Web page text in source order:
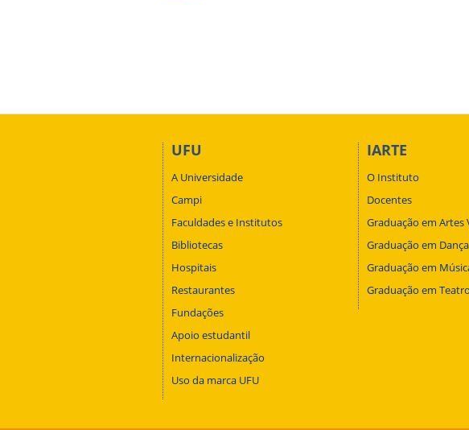
UFU
A Universidade
Campi
Faculdades e Institutos
Bibliotecas
Hospitais
Restaurantes
Fundações
Apoio estudantil
Internacionalização
Uso da marca UFU
IARTE
O Instituto
Docentes
Graduação em Artes
Graduação em Dança
Graduação em
Graduação em Teatro